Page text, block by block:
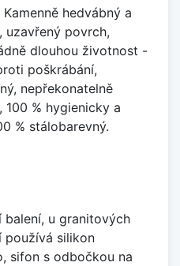
Kamenně hedvábný a
uzavřený povrch,
dlouhou životnost -
poškrábání,
nepřekonatelně
% hygienicky a
% stálobarevný.
balení, u granitových
používá silikon
sifon s odbočkou na